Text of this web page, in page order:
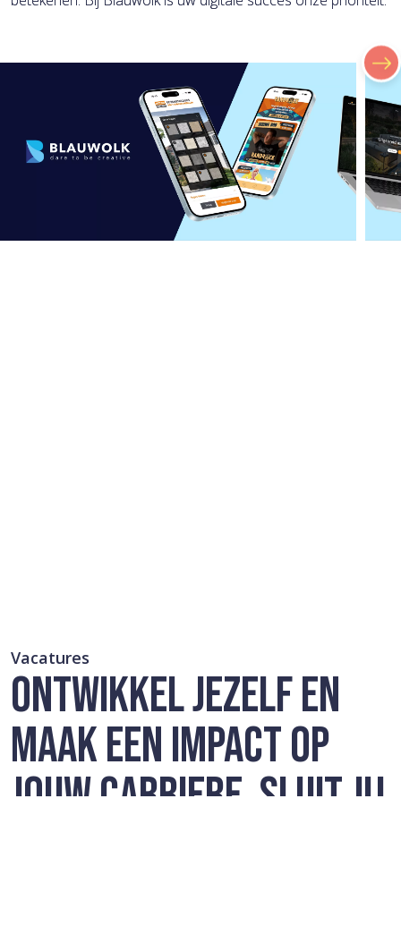
Vacatures
ONTWIKKEL JEZELF EN
MAAK EEN IMPACT OP
JOUW CARRIERE. SLUIT JIJ